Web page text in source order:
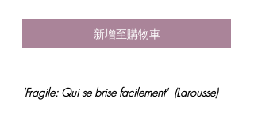
新增至購物車
'Fragile: Qui se brise facilement' (Larousse)